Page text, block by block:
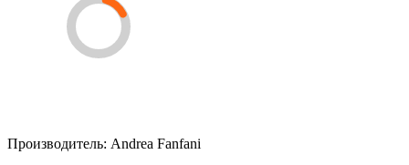
Производитель: Andrea Fanfani